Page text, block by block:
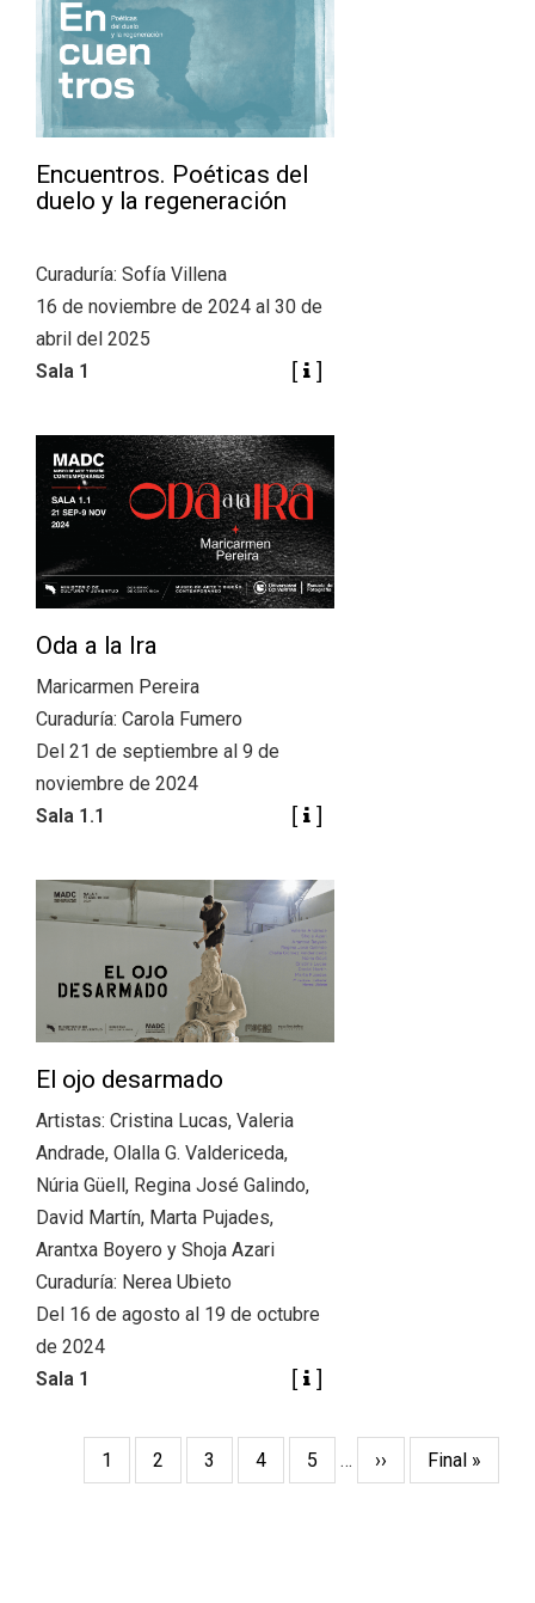
Encuentros. Poéticas del
duelo y la regeneración
Curaduría: Sofía Villena
16 de noviembre de 2024 al 30 de
abril del 2025
Sala 1
Oda a la Ira
Maricarmen Pereira
Curaduría: Carola Fumero
Del 21 de septiembre al 9 de
noviembre de 2024
Sala 1.1
El ojo desarmado
Artistas: Cristina Lucas, Valeria
Andrade, Olalla G. Valdericeda,
Núria Güell, Regina José Galindo,
David Martín, Marta Pujades,
Arantxa Boyero y Shoja Azari
Curaduría: Nerea Ubieto
Del 16 de agosto al 19 de octubre
de 2024
Sala 1
PaginationCurrent
1 Page
2 Page
3 Page
4 Page
5 …
Next
››
Last
Final »